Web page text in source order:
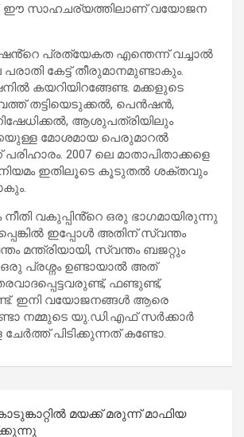
ഈ സാഹചര്യത്തിലാണ് വയോജന
പ്രത്യേകത എന്തെന്ന് വച്ചാൽ
കേട്ട് തീരുമാനമുണ്ടാകും.
കയറിയിറങ്ങേണ്ട. മക്കളുടെ
തട്ടിയെടുക്കൽ, പെൻഷൻ,
ആശുപത്രിയിലും
മോശമായ പെരുമാറൽ
2007 ലെ മാതാപിതാക്കളെ
നിയമം ഇതിലൂടെ കൂടുതൽ ശക്തവും
വകുപ്പിൻ്റെ ഒരു ഭാഗമായിരുന്നു
ഇപ്പോൾ അതിന് സ്വന്തം
മന്ത്രിയായി, സ്വന്തം ബജറ്റും
ഒരു പ്രശ്നം ഉണ്ടായാൽ അത്
ഫണ്ടുണ്ട്,
ഇനി വയോജനങ്ങൾ ആരെ
നമ്മുടെ യു.ഡി.എഫ് സർക്കാർ
പിടിക്കുന്നത് കണ്ടോ.
മയക്ക് മരുന്ന് മാഫിയ